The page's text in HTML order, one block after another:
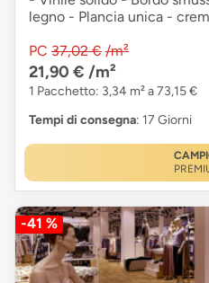
legno - Plancia unica -
PC 37,02 € /m²
21,90 € /m²
1 Pacchetto: 3,34 m² a 73,15 €
Tempi di consegna: 17 Giorni
-41 %